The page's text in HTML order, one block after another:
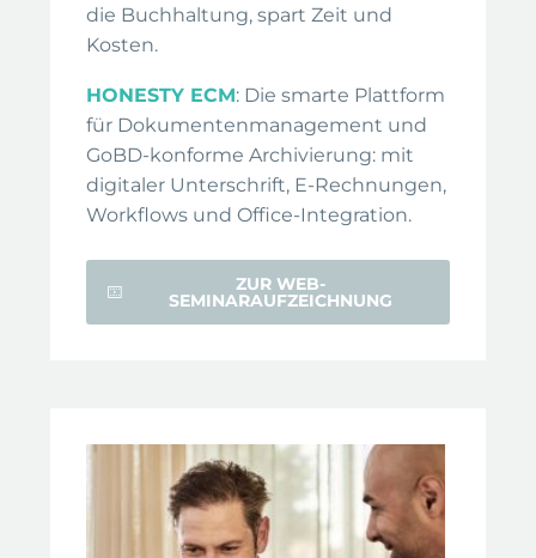
die Buchhaltung, spart Zeit und
Kosten.
HONESTY ECM: Die smarte Plattform
für Dokumentenmanagement und
GoBD-konforme Archivierung: mit
digitaler Unterschrift, E-Rechnungen,
Workflows und Office-Integration.
ZUR WEB-
SEMINARAUFZEICHNUNG